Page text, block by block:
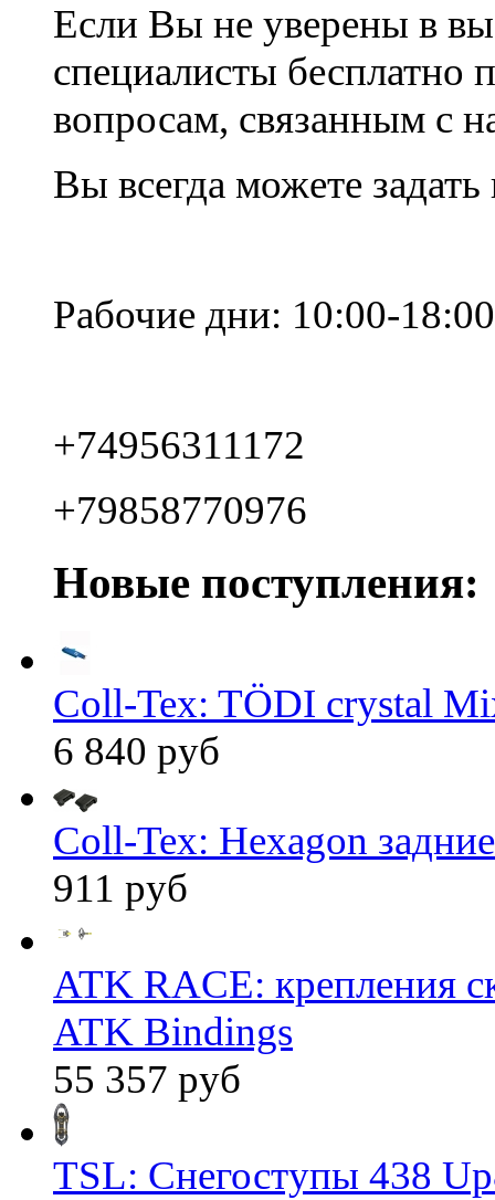
Если Вы не уверены в
специалисты
вопросам, связанным с
Вы всегда можете
Рабочие дни: 10:00-18:00
+74956311172
+79858770976
Новые поступления:
Coll-Tex: TÖDI crystal
6 840 руб
Coll-Tex: Hexagon
911 руб
ATK RACE: крепления
ATK Bindings
55 357 руб
TSL: Снегоступы 438